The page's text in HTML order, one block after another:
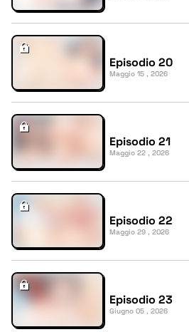
Episodio 20
Maggio 15 , 2026
Episodio 21
Maggio 22 , 2026
Episodio 22
Maggio 29 , 2026
Episodio 23
Giugno 05 , 2026